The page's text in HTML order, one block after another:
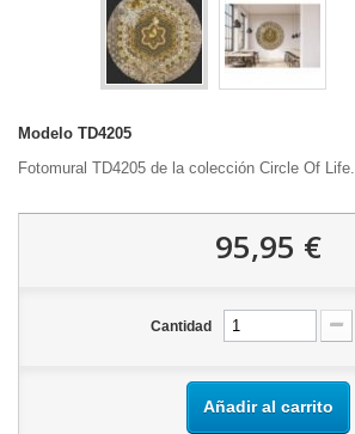
Modelo TD4205
Fotomural TD4205 de la colección Circle Of Life.
95,95 €
Cantidad
Añadir al carrito